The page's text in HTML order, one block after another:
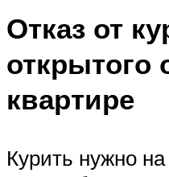
Отказ от
открытого
квартире
Курить нужно